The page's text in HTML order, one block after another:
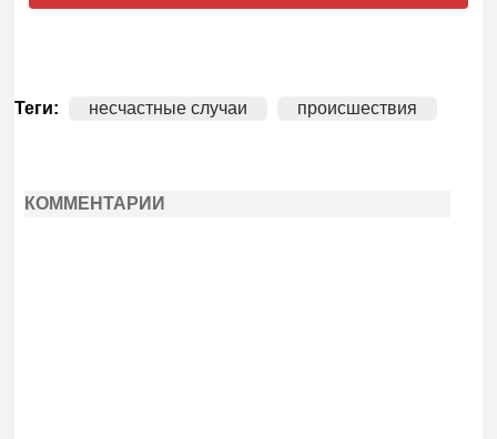
Теги: несчастные случаи происшествия
КОММЕНТАРИИ